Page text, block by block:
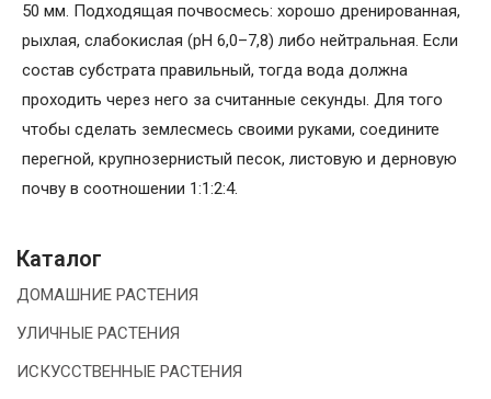
50 мм. Подходящая почвосмесь: хорошо дренированная,
рыхлая, слабокислая (рН 6,0–7,8) либо нейтральная. Если
состав субстрата правильный, тогда вода должна
проходить через него за считанные секунды. Для того
чтобы сделать землесмесь своими руками, соедините
перегной, крупнозернистый песок, листовую и дерновую
почву в соотношении 1:1:2:4.
Каталог
ДОМАШНИЕ РАСТЕНИЯ
УЛИЧНЫЕ РАСТЕНИЯ
ИСКУССТВЕННЫЕ РАСТЕНИЯ